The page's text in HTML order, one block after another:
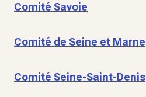
Comité Savoie
Comité de Seine et Marne
Comité Seine-Saint-Denis